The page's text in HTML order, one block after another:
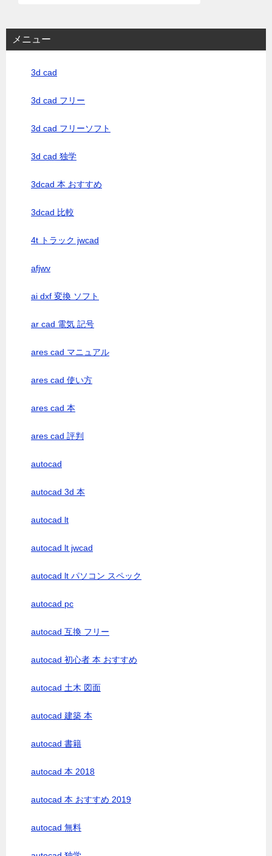
メニュー
3d cad
3d cad フリー
3d cad フリーソフト
3d cad 独学
3dcad 本 おすすめ
3dcad 比較
4t トラック jwcad
afjwv
ai dxf 変換 ソフト
ar cad 電気 記号
ares cad マニュアル
ares cad 使い方
ares cad 本
ares cad 評判
autocad
autocad 3d 本
autocad lt
autocad lt jwcad
autocad lt パソコン スペック
autocad pc
autocad 互換 フリー
autocad 初心者 本 おすすめ
autocad 土木 図面
autocad 建築 本
autocad 書籍
autocad 本 2018
autocad 本 おすすめ 2019
autocad 無料